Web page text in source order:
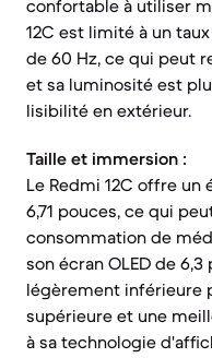
confortable à utiliser
12C est limité à un
de 60 Hz, ce qui peut
et sa luminosité est
lisibilité en extérieur.
Taille et immersion :
Le Redmi 12C offre
6,71 pouces, ce qui
consommation de
son écran OLED de
légèrement inférieure
supérieure et une
à sa technologie